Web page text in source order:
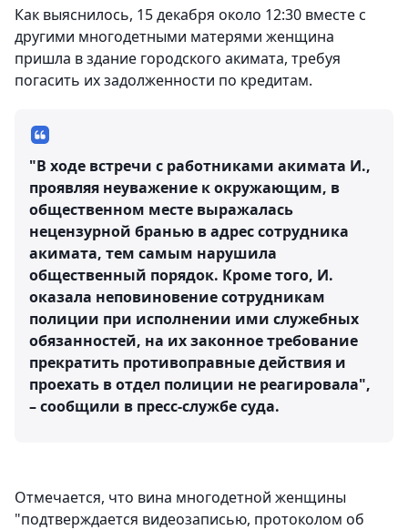
Как выяснилось, 15 декабря около 12:30 вместе с
другими многодетными матерями женщина
пришла в здание городского акимата, требуя
погасить их задолженности по кредитам.
"В ходе встречи с работниками акимата И.,
проявляя неуважение к окружающим, в
общественном месте выражалась
нецензурной бранью в адрес сотрудника
акимата, тем самым нарушила
общественный порядок. Кроме того, И.
оказала неповиновение сотрудникам
полиции при исполнении ими служебных
обязанностей, на их законное требование
прекратить противоправные действия и
проехать в отдел полиции не реагировала",
– сообщили в пресс-службе суда.
Отмечается, что вина многодетной женщины
"подтверждается видеозаписью, протоколом об